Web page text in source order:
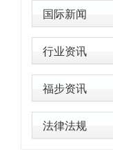
国际新闻
行业资讯
福步资讯
法律法规